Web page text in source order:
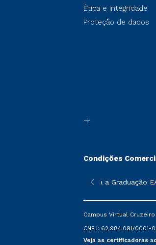
Ética e Integridade
Proteção de dados
Condições
sofrer alterações nos períodos de
*Para a Graduação
Campus Virtual
CNPJ: 62.984.091/0001-
Veja as certificadoras